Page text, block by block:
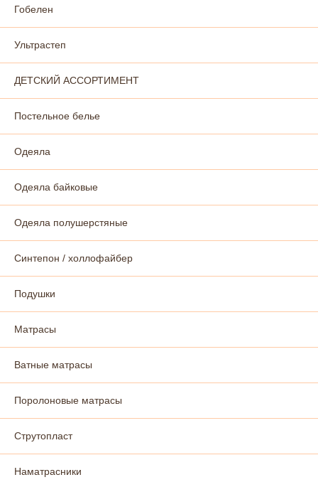
Гобелен
Ультрастеп
ДЕТСКИЙ АССОРТИМЕНТ
Постельное белье
Одеяла
Одеяла байковые
Одеяла полушерстяные
Синтепон / холлофайбер
Подушки
Матрасы
Ватные матрасы
Поролоновые матрасы
Струтопласт
Наматрасники